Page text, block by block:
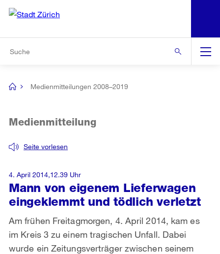
Navigation
[no
Medienmitteilungen 2008–2019
Mann von eigenem Lieferwagen
eingeklemmt und tödlich verletzt
Seite vorlesen
Medienmitteilung
Am frühen Freitagmorgen, 4. April 2014, kam es
im Kreis 3 zu einem tragischen Unfall. Dabei
wurde ein Zeitungsverträger zwischen seinem
4. April 2014,12.39 Uhr